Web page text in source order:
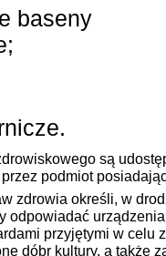
baseny
są
podmiot
zdrowia określi, w
odpowiadać
przyjętymi w
dóbr kultury, a także